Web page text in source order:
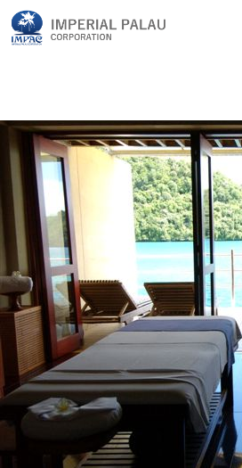
spa 3
inpactestuser |2021年1月29日